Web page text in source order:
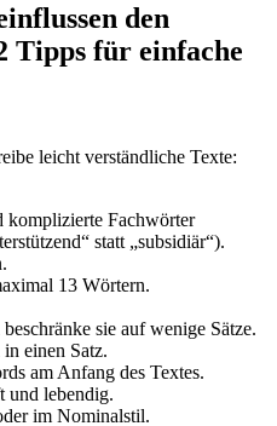
den
Tipps für einfache
leicht verständliche Texte:
komplizierte Fachwörter
statt „subsidiär“).
13 Wörtern.
sie auf wenige Sätze.
einen Satz.
am Anfang des Textes.
und lebendig.
im Nominalstil.